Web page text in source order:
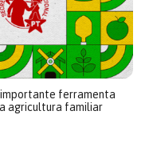
ferramenta
agricultura familiar